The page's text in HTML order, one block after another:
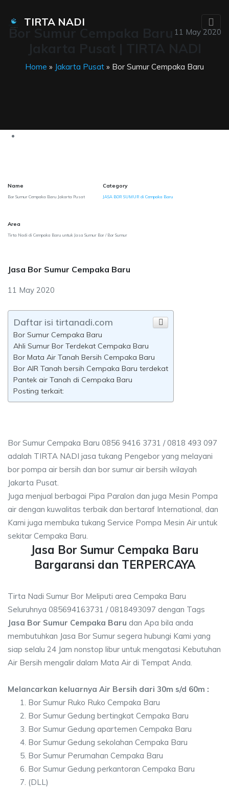
TIRTA NADI
11 May 2020
Bor Sumur Cempaka Baru
Home » Jakarta Pusat » Bor Sumur Cempaka Baru
Name
Bor Sumur Cempaka Baru Jakarta Pusat
Category
JASA BOR SUMUR di Cempaka Baru
Area
Tirta Nadi di Cempaka Baru untuk Jasa Sumur Bor / Bor Sumur
Jasa Bor Sumur Cempaka Baru
11 May 2020
Daftar isi tirtanadi.com
Bor Sumur Cempaka Baru
Ahli Sumur Bor Terdekat Cempaka Baru
Bor Mata Air Tanah Bersih Cempaka Baru
Bor AIR Tanah bersih Cempaka Baru terdekat
Pantek air Tanah di Cempaka Baru
Posting terkait:
Bor Sumur Cempaka Baru 0856 9416 3731 / 0818 493 097
adalah TIRTA NADI jasa tukang Pengebor yang melayani
bor pompa air bersih dan bor sumur air bersih wilayah
Jakarta Pusat.
Juga menjual berbagai Pipa Paralon dan juga Mesin Pompa
air dengan kuwalitas terbaik dan bertaraf International, dan
Kami juga membuka tukang Service Pompa Mesin Air untuk
sekitar Cempaka Baru.
Jasa Bor Sumur Cempaka Baru
Bargaransi dan TERPERCAYA
Tirta Nadi Sumur Bor Meliputi area Cempaka Baru
Seluruhnya 085694163731 / 0818493097 dengan Tags
Jasa Bor Sumur Cempaka Baru dan Apa bila anda
membutuhkan Jasa Bor Sumur segera hubungi Kami yang
siap selalu 24 Jam nonstop libur untuk mengatasi Kebutuhan
Air Bersih mengalir dalam Mata Air di Tempat Anda.
Melancarkan keluarnya Air Bersih dari 30m s/d 60m :
Bor Sumur Ruko Ruko Cempaka Baru
Bor Sumur Gedung bertingkat Cempaka Baru
Bor Sumur Gedung apartemen Cempaka Baru
Bor Sumur Gedung sekolahan Cempaka Baru
Bor Sumur Perumahan Cempaka Baru
Bor Sumur Gedung perkantoran Cempaka Baru
(DLL)